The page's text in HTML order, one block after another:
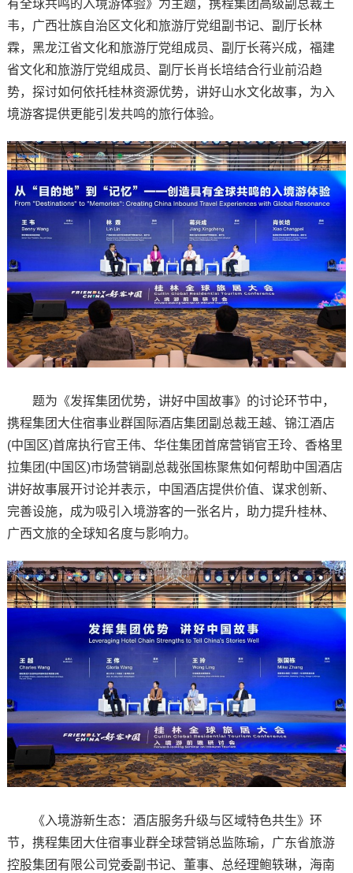
有全球共鸣的入境游体验》为主题，携程集团高级副总裁王
韦，广西壮族自治区文化和旅游厅党组副书记、副厅长林
霖，黑龙江省文化和旅游厅党组成员、副厅长蒋兴成，福建
省文化和旅游厅党组成员、副厅长肖长培结合行业前沿趋
势，探讨如何依托桂林资源优势，讲好山水文化故事，为入
境游客提供更能引发共鸣的旅行体验。
题为《发挥集团优势，讲好中国故事》的讨论环节中，
携程集团大住宿事业群国际酒店集团副总裁王越、锦江酒店
(中国区)首席执行官王伟、华住集团首席营销官王玲、香格里
拉集团(中国区)市场营销副总裁张国栋聚焦如何帮助中国酒店
讲好故事展开讨论并表示，中国酒店提供价值、谋求创新、
完善设施，成为吸引入境游客的一张名片，助力提升桂林、
广西文旅的全球知名度与影响力。
《入境游新生态：酒店服务升级与区域特色共生》环
节，携程集团大住宿事业群全球营销总监陈瑜，广东省旅游
控股集团有限公司党委副书记、董事、总经理鲍轶琳，海南